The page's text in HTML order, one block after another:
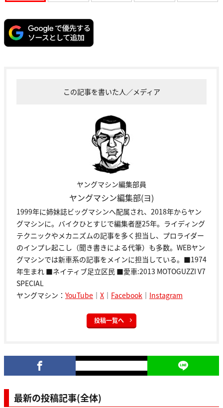
この記事を書いた人／メディア
ヤングマシン編集部員
ヤングマシン編集部(ヨ)
1999年に姉妹誌ビッグマシンへ配属され、2018年からヤン
グマシンに。バイクひとすじで編集者歴25年。ライディング
テクニックやメカニズムの記事を多く担当し、プロライダー
のインプレ起こし（聞き書きによる代筆）も多数。WEBヤン
グマシンでは新車系の記事をメインに担当している。■1974
年生まれ ■ネイティブ足立区民 ■愛車:2013 MOTOGUZZI V7
SPECIAL
ヤングマシン： YouTube ｜ X ｜ Facebook ｜ Instagram
投稿一覧へ
最新の投稿記事(全体)